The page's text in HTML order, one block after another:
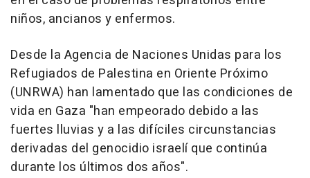
niños, ancianos y enfermos.
Desde la Agencia de Naciones Unidas para los
Refugiados de Palestina en Oriente Próximo
(UNRWA) han lamentado que las condiciones de
vida en Gaza "han empeorado debido a las
fuertes lluvias y a las difíciles circunstancias
derivadas del genocidio israelí que continúa
durante los últimos dos años".